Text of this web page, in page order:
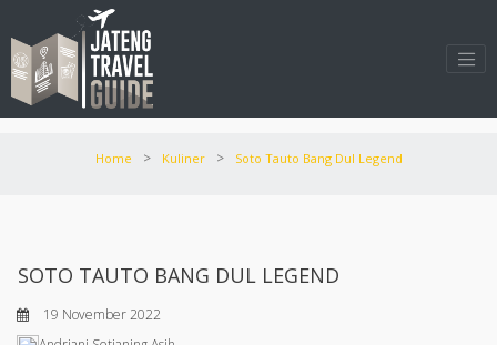
Home > Kuliner > Soto Tauto Bang Dul Legend
SOTO TAUTO BANG DUL LEGEND
19 November 2022